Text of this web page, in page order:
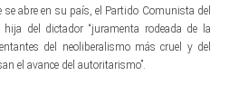
se abre en su país, el Partido Comunista del
del dictador “juramenta rodeada de la
del neoliberalismo más cruel y del
el avance del autoritarismo”.